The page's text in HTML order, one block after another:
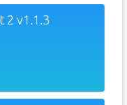
2 v1.1.3